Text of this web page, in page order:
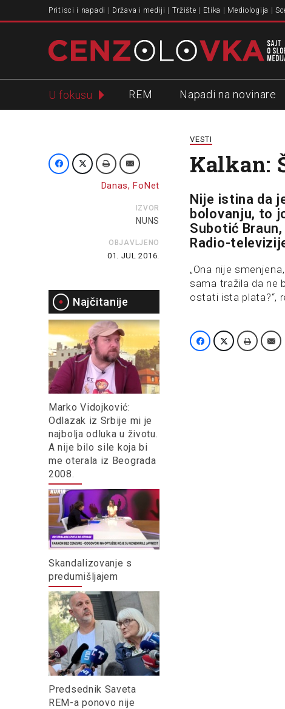
Pritisci i napadi Država i mediji Tržište Etika Mediologija
U fokusu REM Napadi na novinare
Danas, FoNet
IZVOR
NUNS
OBJAVLJENO
01. JUL 2016.
Najčitanije
Marko Vidojković:
Odlazak iz Srbije mi je
najbolja odluka u životu.
A nije bilo sile koja bi
me oterala iz Beograda
2008.
Skandalizovanje s
predumišljajem
Predsednik Saveta
REM-a ponovo nije
VESTI
Kalkan:
Nije istina da
bolovanju, to
Subotić
Radio-
„Ona nije
sama tražila da ne
ostati ista plata?“,